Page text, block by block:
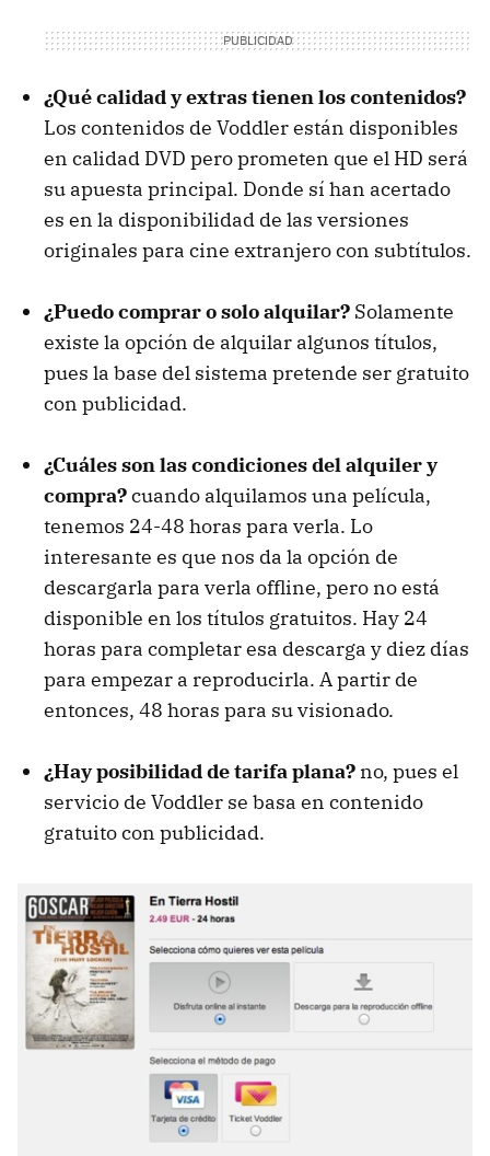
¿Qué calidad y extras tienen los contenidos?
Los contenidos de Voddler están disponibles
en calidad DVD pero prometen que el HD será
su apuesta principal. Donde sí han acertado
es en la disponibilidad de las versiones
originales para cine extranjero con subtítulos.
¿Puedo comprar o solo alquilar? Solamente
existe la opción de alquilar algunos títulos,
pues la base del sistema pretende ser gratuito
con publicidad.
¿Cuáles son las condiciones del alquiler y
compra?cuando alquilamos una película,
tenemos 24-48 horas para verla. Lo
interesante es que nos da la opción de
descargarla para verla offline, pero no está
disponible en los títulos gratuitos. Hay 24
horas para completar esa descarga y diez días
para empezar a reproducirla. A partir de
entonces, 48 horas para su visionado.
¿Hay posibilidad de tarifa plana? no, pues el
servicio de Voddler se basa en contenido
gratuito con publicidad.